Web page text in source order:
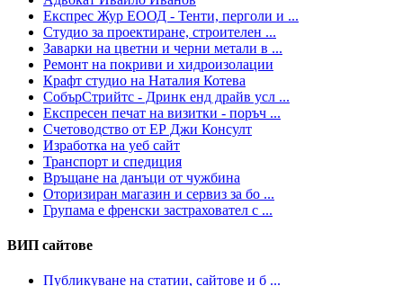
Експрес Жур ЕООД - Тенти, перголи и ...
Студио за проектиране, строителен ...
Заварки на цветни и черни метали в ...
Ремонт на покриви и хидроизолации
Крафт студио на Наталия Котева
СобърСтрийтс - Дринк енд драйв усл ...
Експресен печат на визитки - поръч ...
Счетоводство от ЕР Джи Консулт
Изработка на уеб сайт
Транспорт и спедиция
Връщане на данъци от чужбина
Оторизиран магазин и сервиз за бо ...
Групама е френски застраховател с ...
ВИП сайтове
Публикуване на статии, сайтове и б ...